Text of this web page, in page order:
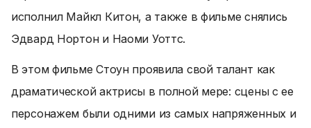
исполнил Майкл Китон, а также в фильме снялись
Эдвард Нортон и Наоми Уоттс.
В этом фильме Стоун проявила свой талант как
драматической актрисы в полной мере: сцены с ее
персонажем были одними из самых напряженных и